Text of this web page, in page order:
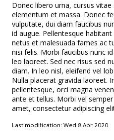
Donec libero urna, cursus
elementum et massa. Donec
vulputate, dui diam faucibus
id augue. Pellentesque
netus et malesuada fames ac
nisi felis. Morbi faucibus nunc
leo laoreet. Sed nec risus sed
diam. In leo nisl, eleifend vel
Nulla placerat gravida laoreet.
pellentesque, orci magna
ante et tellus. Morbi vel
amet, consectetur adipiscing
Last modification: Wed 8 Apr 2020